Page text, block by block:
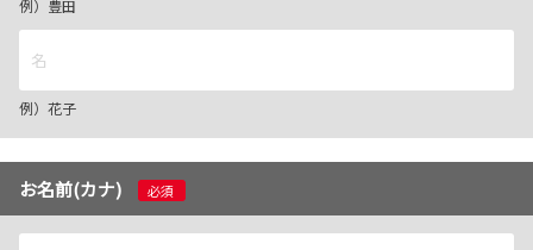
例）豊田
例）花子
お名前(カナ) 必須